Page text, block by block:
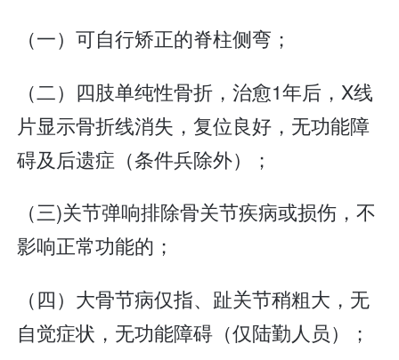
（一）可自行矫正的脊柱侧弯；
（二）四肢单纯性骨折，治愈1年后，X线
片显示骨折线消失，复位良好，无功能障
碍及后遗症（条件兵除外）；
（三)关节弹响排除骨关节疾病或损伤，不
影响正常功能的；
（四）大骨节病仅指、趾关节稍粗大，无
自觉症状，无功能障碍（仅陆勤人员）；